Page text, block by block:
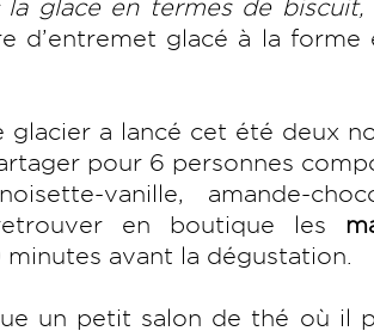
glace en termes de biscuit,
d’entremet glacé à la forme
a lancé cet été deux
pour 6 personnes
vanille, amande-
en boutique les
avant la dégustation.
un petit salon de thé où il